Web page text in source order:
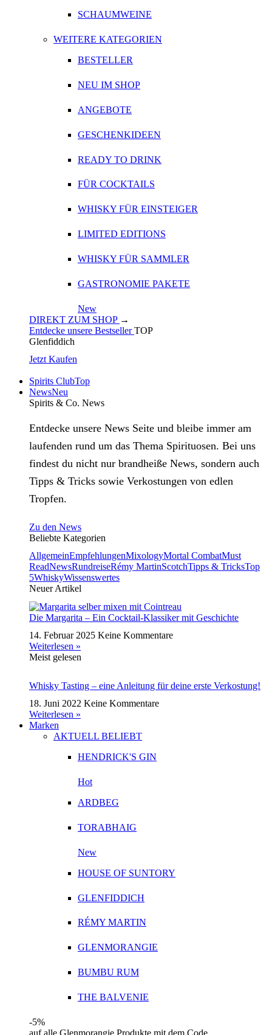
SCHAUMWEINE
WEITERE KATEGORIEN
BESTELLER
NEU IM SHOP
ANGEBOTE
GESCHENKIDEEN
READY TO DRINK
FÜR COCKTAILS
WHISKY FÜR EINSTEIGER
LIMITED EDITIONS
WHISKY FÜR SAMMLER
GASTRONOMIE PAKETE
New
DIREKT ZUM SHOP →
Entdecke unsere BestsellerTOP
Glenfiddich
Jetzt Kaufen
Spirits ClubTop
NewsNeu
Spirits & Co. News
Entdecke unsere News Seite und bleibe immer am
laufenden rund um das Thema Spirituosen. Bei uns
findest du nicht nur brandheiße News, sondern auch
Tipps & Tricks sowie Verkostungen von edlen
Tropfen.
Zu den News
Beliebte Kategorien
AllgemeinEmpfehlungenMixologyMortal CombatMust
ReadNewsRundreiseRémy MartinScotchTipps & TricksTop
5WhiskyWissenswertes
Neuer Artikel
Die Margarita – Ein Cocktail-Klassiker mit Geschichte
14. Februar 2025 Keine Kommentare
Weiterlesen »
Meist gelesen
Whisky Tasting – eine Anleitung für deine erste Verkostung!
18. Juni 2022 Keine Kommentare
Weiterlesen »
Marken
AKTUELL BELIEBT
HENDRICK'S GIN
Hot
ARDBEG
TORABHAIG
New
HOUSE OF SUNTORY
GLENFIDDICH
RÉMY MARTIN
GLENMORANGIE
BUMBU RUM
THE BALVENIE
-5%
auf alle Glenmorangie Produkte mit dem Code